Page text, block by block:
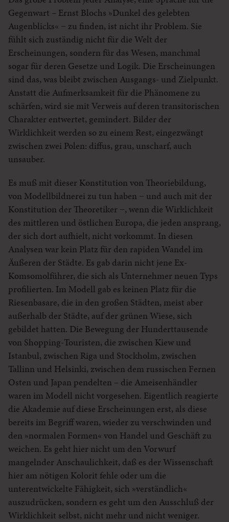
Gegenwart – Ernst Blochs »Dunkel des gelebten
Augenblicks« − zu finden, ist nicht ihr Problem. Sie
fühlt sich zuständig nicht für die Welt der
Erscheinungen, sondern für das Wesen, manchmal
sogar für deren Gesetze und Logik. Die Erscheinungen
sind das, was bleibt zwischen Ausgangs- und Zielpunkt.
Anstatt die Aufmerksamkeit für die Phänomene zu
schärfen, wird sie mit Verweis auf deren transitorischen
Charakter entwertet, gemindert. Bilder der
Wirklichkeit werden so zu einem Rest, eingezwängt
zwischen zwei Polen: diffus, grau, unscharf, auch
unsauber.
Es muß mit dieser Konstitution von Theoriebildung,
von Modellbildnerei zu tun haben − und auch mit der
Konstitution der Theoretiker −, wenn die Wirklichkeit
des mittleren und östlichen Europa, die jeden ansprang,
der sich dort aufhielt, nicht vorkommt. In diesen
Analysen war kein Platz für den rapiden Wandel im
Äußeren der Städte. Es gab darin nicht jene Ex-
Komsomolführer, die sich als Unternehmer neuen Typs
profilierten. Im Modell gab es keinen Platz für die
Riesenbasare, die in den großen Städten, meist aber
außerhalb der Städte, auf der grünen Wiese, sich
gebildet hatten. Die Bewegung der Hunderttausende
von Shopping-Touristen, die zwischen Kiew und
Istanbul, zwischen Riga und Stockholm, zwischen
Tallinn und Helsinki, zwischen dem russischen Fernen
Osten und Japan pendelten – die Ameisenhändler
waren im Modell nicht vorgesehen. Eigentlich reagierte
die Akademie auf diese Erscheinungen erst, als diese
bereits im Begriff waren, wieder zu verschwinden und
den »normalen Formen« von Handel und Geschäft zu
weichen. Es geht hier nicht um den Vorwurf
mangelnder Anschaulichkeit, daß es der Wissenschaft
hier am nötigen Kolorit fehle oder um die
unterentwickelte Fähigkeit, sich »verständlich«
auszudrücken, sondern es geht um den Ausschluß der
Wirklichkeit selbst, nicht mehr und nicht weniger.